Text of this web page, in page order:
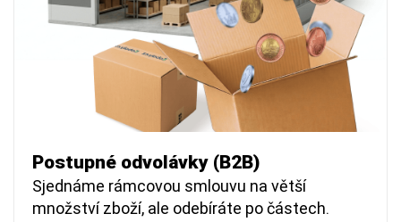
Postupné odvolávky (B2B)
Sjednáme rámcovou smlouvu na větší
množství zboží, ale odebíráte po částech.